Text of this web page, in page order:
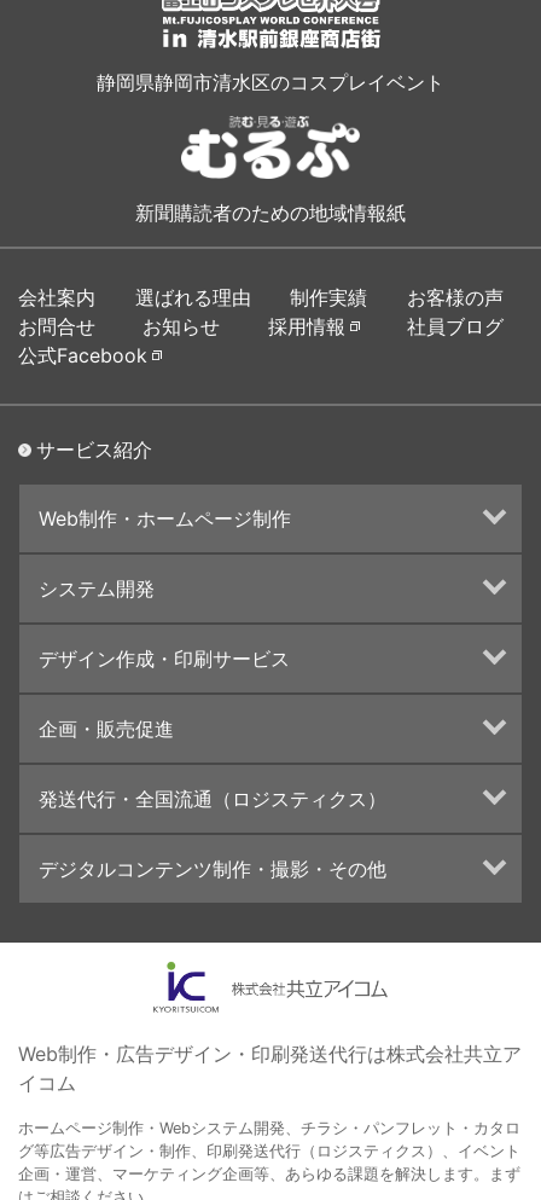
静岡県静岡市清水区のコスプレイベント
新聞購読者のための地域情報紙
会社案内 選ばれる理由 制作実績
お客様の声
お問合せ
お知らせ 採用情報
社員ブログ
公式Facebook
サービス紹介
Web制作・ホームページ制作
ランディングページ制作
インターネット広告代行
UI・UXデザイン設計
システム開発
デザイン作成・印刷サービス
カタログデザインの制作・印刷
学校・会社案内パンフレット制作・印刷
高精細印刷（スブリマ印刷）
社内報
名刺
一般印刷 （オンデマンド・オフセット）
ユニバーサル・コミュニケーション・デザイン
企画・販売促進
ブランディング戦略
コンテンツ制作
採用プロモーション
発送代行・全国流通（ロジスティクス）
デジタルコンテンツ制作・撮影・その他
イラスト・キャラクター制作
ロゴデザイン・CI設計
コピー・ライティング
電子ブック制作
自社メディア
Web制作・広告デザイン・印刷発送代行は株式会社共立ア
イコム
ホームページ制作・Webシステム開発、チラシ・パンフレット・カタロ
グ等広告デザイン・制作、印刷発送代行（ロジスティクス）、イベント
企画・運営、マーケティング企画等、あらゆる課題を解決します。まず